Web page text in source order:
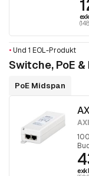
• Und 1 EOL-Produkt
Switche, PoE
PoE Midspan